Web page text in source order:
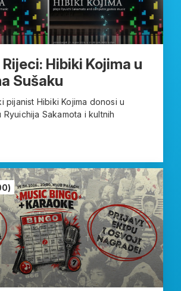
Hibiki Kojima u
Sušaku
pijanist Hibiki Kojima donosi u
Sakamota i kultnih